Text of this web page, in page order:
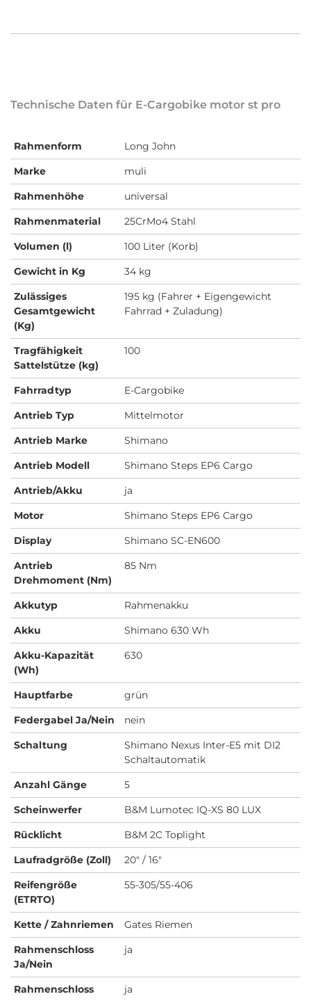
Technische Daten für E-Cargobike motor st pro
Rahmenform
Long John
Marke
muli
Rahmenhöhe
universal
Rahmenmaterial
25CrMo4 Stahl
Volumen (l)
100 Liter (Korb)
Gewicht in Kg
34 kg
Zulässiges
Gesamtgewicht
(Kg)
195 kg (Fahrer + Eigengewicht
Fahrrad + Zuladung)
Tragfähigkeit
Sattelstütze (kg)
100
Fahrradtyp
E-Cargobike
Antrieb Typ
Mittelmotor
Antrieb Marke
Shimano
Antrieb Modell
Shimano Steps EP6 Cargo
Antrieb/Akku
ja
Motor
Shimano Steps EP6 Cargo
Display
Shimano SC-EN600
Antrieb
Drehmoment (Nm)
85 Nm
Akkutyp
Rahmenakku
Akku
Shimano 630 Wh
Akku-Kapazität
(Wh)
630
Hauptfarbe
grün
Federgabel Ja/Nein
nein
Schaltung
Shimano Nexus Inter-E5 mit DI2
Schaltautomatik
Anzahl Gänge
5
Scheinwerfer
B&M Lumotec IQ-XS 80 LUX
Rücklicht
B&M 2C Toplight
Laufradgröße (Zoll)
20" / 16"
Reifengröße
(ETRTO)
55-305/55-406
Kette / Zahnriemen
Gates Riemen
Rahmenschloss
Ja/Nein
ja
Rahmenschloss ja